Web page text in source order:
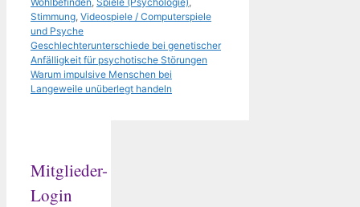
Stimmung Videospiele / Computerspiele
und Psyche
Geschlechterunterschiede bei genetischer
Anfälligkeit für psychotische Störungen
Warum impulsive Menschen bei
Langeweile unüberlegt handeln
Mitglieder-
Login